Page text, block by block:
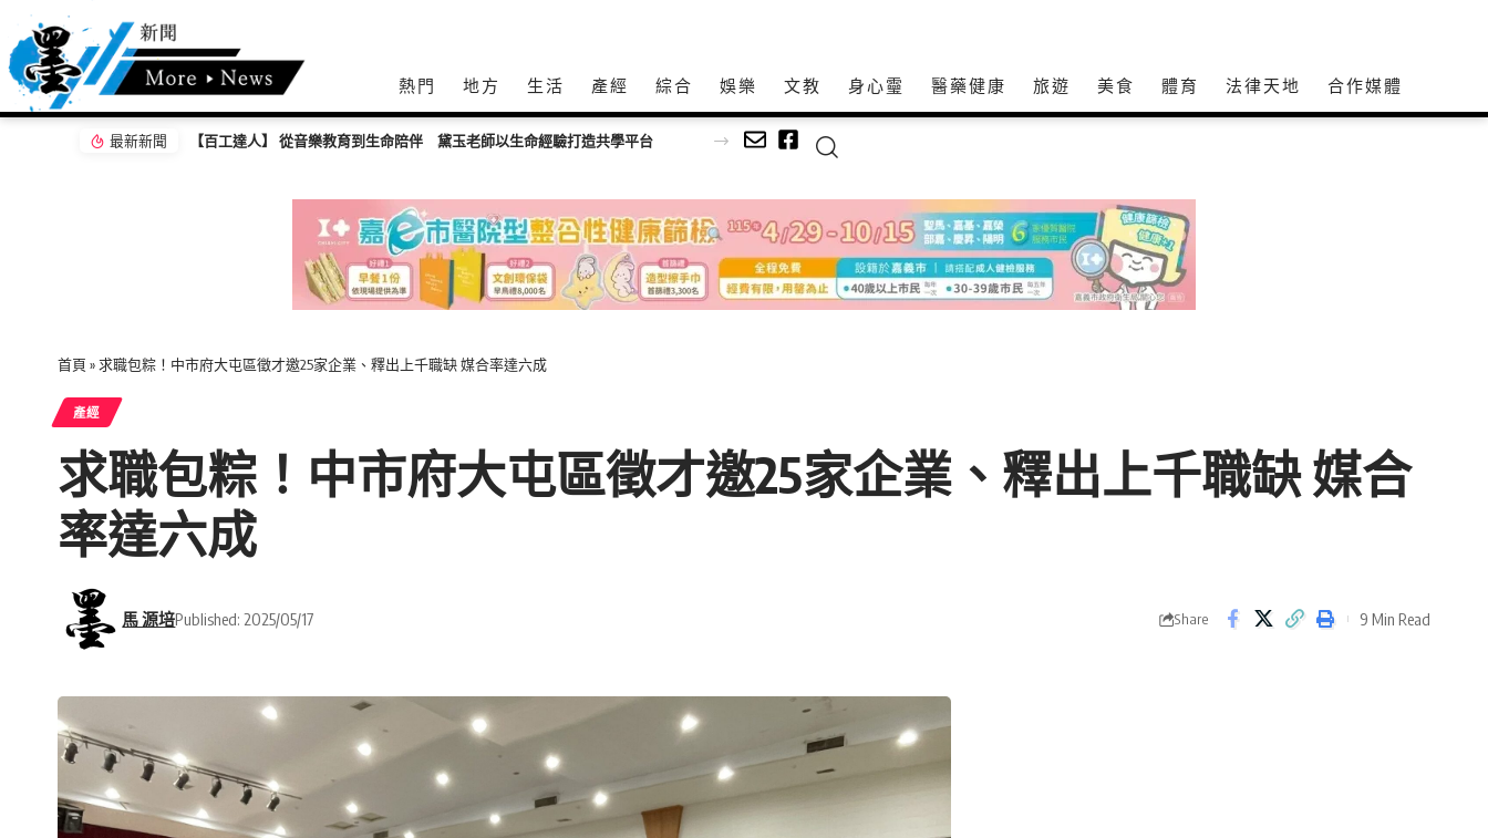
熱門 地方 生活 產經 綜合 娛樂 文教 身心𩆜 醫藥健康 旅遊 美食 體育 法律天地 合作媒體
最新新聞 【百工達人】 從音樂教育到生命陪伴 黛玉老師以生命經驗打造共學平台
首頁 »求職包粽！中市府大屯區徵才邀25家企業、釋出上千職缺 媒合率達六成
產經
求職包粽！中市府大屯區徵才邀25家企業、釋出上千職缺 媒合
率達六成
馬 源培Published: 2025/05/17 Share 9 Min Read